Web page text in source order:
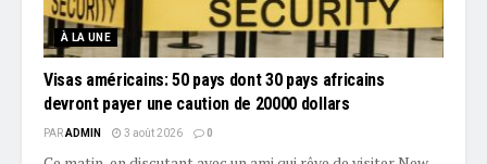
À LA UNE
Visas américains: 50 pays dont 30 pays africains
devront payer une caution de 20000 dollars
PARADMIN 3 août 2026 0